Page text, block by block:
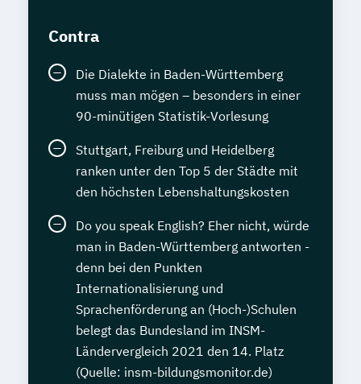
Contra
Die Dialekte in Baden-Württemberg
muss man mögen – besonders in einer
90-minütigen Statistik-Vorlesung
Stuttgart, Freiburg und Heidelberg
ranken unter den Top 5 der Städte mit
den höchsten Lebenshaltungskosten
Do you speak English? Eher nicht, würde
man in Baden-Württemberg antworten -
denn bei den Punkten
Internationalisierung und
Sprachenförderung an (Hoch-)Schulen
belegt das Bundesland im INSM-
Ländervergleich 2021 den 14. Platz
(Quelle: insm-bildungsmonitor.de)